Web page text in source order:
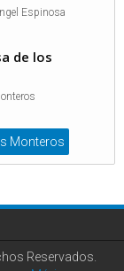
Espinosa
de los
Monteros
Reservados.